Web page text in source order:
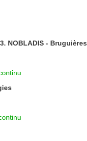
NOBLADIS - Bruguières